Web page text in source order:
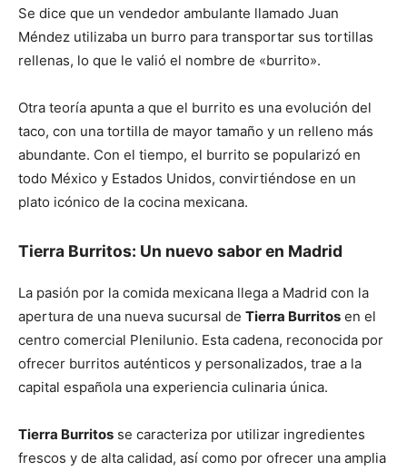
Se dice que un vendedor ambulante llamado Juan
Méndez utilizaba un burro para transportar sus tortillas
rellenas, lo que le valió el nombre de «burrito».
Otra teoría apunta a que el burrito es una evolución del
taco, con una tortilla de mayor tamaño y un relleno más
abundante. Con el tiempo, el burrito se popularizó en
todo México y Estados Unidos, convirtiéndose en un
plato icónico de la cocina mexicana.
Tierra Burritos: Un nuevo sabor en Madrid
La pasión por la comida mexicana llega a Madrid con la
apertura de una nueva sucursal de Tierra Burritos en el
centro comercial Plenilunio. Esta cadena, reconocida por
ofrecer burritos auténticos y personalizados, trae a la
capital española una experiencia culinaria única.
Tierra Burritos se caracteriza por utilizar ingredientes
frescos y de alta calidad, así como por ofrecer una amplia